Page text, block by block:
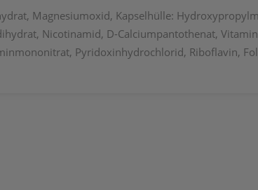
Magnesiumoxid, Kapselhülle:
Nicotinamid, D-Calciumpantothenat,
Pyridoxinhydrochlorid, Riboflavin,